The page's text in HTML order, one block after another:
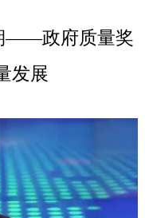
——政府质量奖
发展